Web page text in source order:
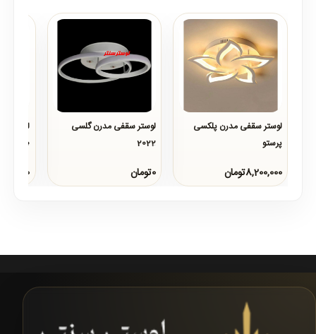
لوستر سقفی مدرن پلکسی
پرستو
..
8,200,000تومان
لوستر سقفی مدرن گلسی
2022
..
0تومان
لوستر
2020..
0تومان